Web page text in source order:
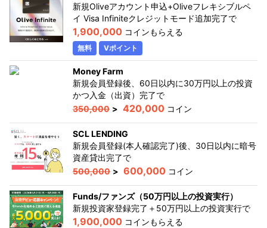
新規Oliveアカウント申込+Oliveフレキシブルペ
イ Visa Infiniteクレジットモード追加完了で
1,900,000 コインもらえる
無料 Vポイント
Money Farm
新規会員登録後、60日以内に30万円以上の投資
かつ入金（出資）完了で
350,000 > 420,000 コイン
SCL LENDING
新規会員登録(本人確認完了)後、30日以内に暗号
資産貸出完了で
500,000 > 600,000 コイン
Funds/ファンズ（50万円以上の投資実行）
新規投資家登録完了＋50万円以上の投資実行で
1,900,000 コインもらえる